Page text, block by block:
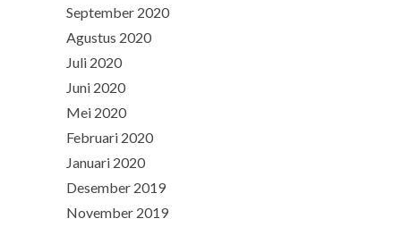
September 2020
Agustus 2020
Juli 2020
Juni 2020
Mei 2020
Februari 2020
Januari 2020
Desember 2019
November 2019